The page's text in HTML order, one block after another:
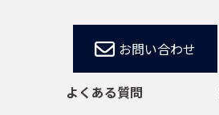
お問い合わせ
よくある質問